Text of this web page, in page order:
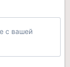
с вашей